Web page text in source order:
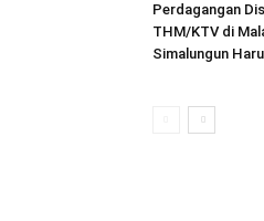
Perdagangan
THM/KTV di
Simalungun